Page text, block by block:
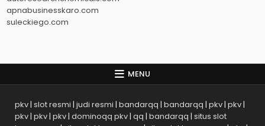
apnabusinesskaro.com
suleckiego.com
MENU
pkv |slot resmi |judi resmi |bandarqq |bandarqq |pkv |pkv |
pkv |pkv |pkv |dominoqq pkv |qq |bandarqq |situs slot